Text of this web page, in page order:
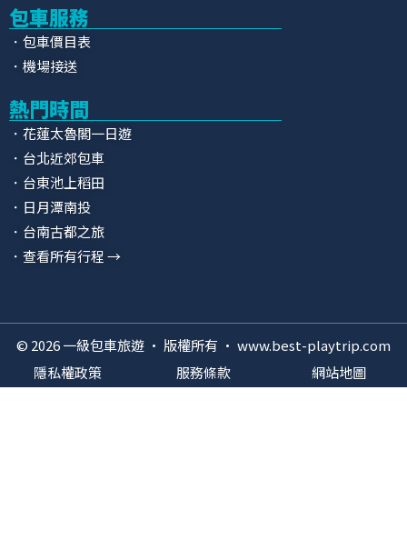
包車服務
．包車價目表
．機場接送
熱門時間
．花蓮太魯閣一日遊
．台北近郊包車
．台東池上稻田
．日月潭南投
．台南古都之旅
．查看所有行程 →
© 2026 一級包車旅遊 · 版權所有 · www.best-playtrip.com
隱私權政策
服務條款 網站地圖